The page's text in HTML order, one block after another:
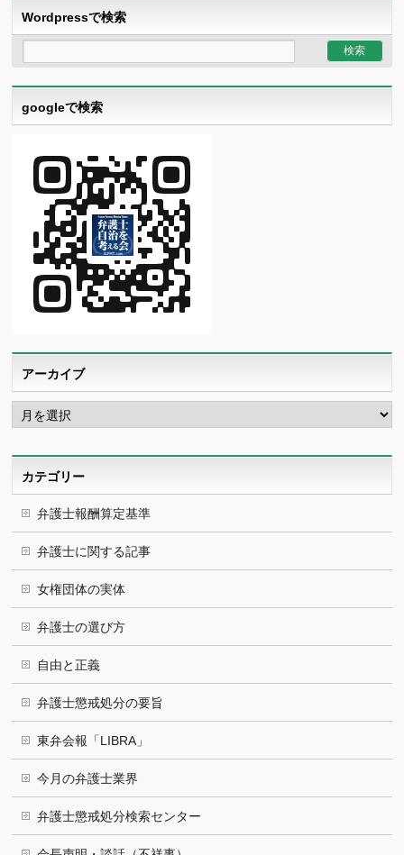
Wordpressで検索
googleで検索
アーカイブ
ア
ー
カ
カテゴリー
弁護士報酬算定基準
弁護士に関する記事
女権団体の実体
弁護士の選び方
自由と正義
弁護士懲戒処分の要旨
東弁会報「LIBRA」
今月の弁護士業界
弁護士懲戒処分検索センター